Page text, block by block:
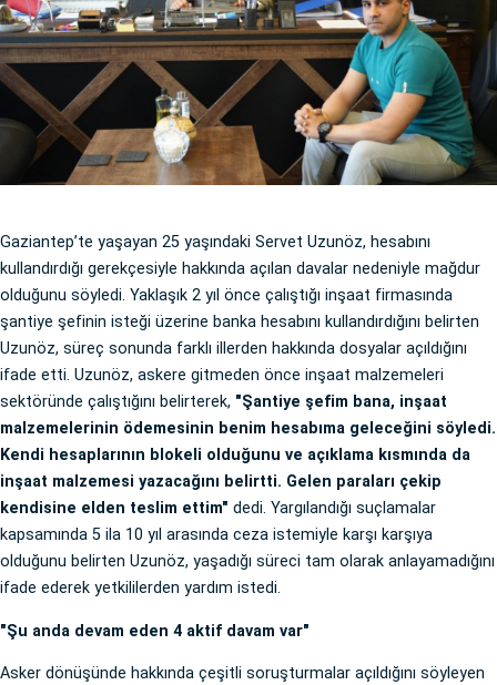
Gaziantep’te yaşayan 25 yaşındaki Servet Uzunöz, hesabını
kullandırdığı gerekçesiyle hakkında açılan davalar nedeniyle mağdur
olduğunu söyledi. Yaklaşık 2 yıl önce çalıştığı inşaat firmasında
şantiye şefinin isteği üzerine banka hesabını kullandırdığını belirten
Uzunöz, süreç sonunda farklı illerden hakkında dosyalar açıldığını
ifade etti. Uzunöz, askere gitmeden önce inşaat malzemeleri
sektöründe çalıştığını belirterek, "Şantiye şefim bana, inşaat
malzemelerinin ödemesinin benim hesabıma geleceğini söyledi.
Kendi hesaplarının blokeli olduğunu ve açıklama kısmında da
inşaat malzemesi yazacağını belirtti. Gelen paraları çekip
kendisine elden teslim ettim" dedi. Yargılandığı suçlamalar
kapsamında 5 ila 10 yıl arasında ceza istemiyle karşı karşıya
olduğunu belirten Uzunöz, yaşadığı süreci tam olarak anlayamadığını
ifade ederek yetkililerden yardım istedi.
"Şu anda devam eden 4 aktif davam var"
Asker dönüşünde hakkında çeşitli soruşturmalar açıldığını söyleyen